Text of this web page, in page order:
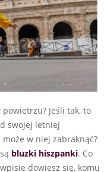
Jeśli tak, to
swojej letniej
może w niej zabraknąć?
bluzki hiszpanki. Co
dowiesz się, komu